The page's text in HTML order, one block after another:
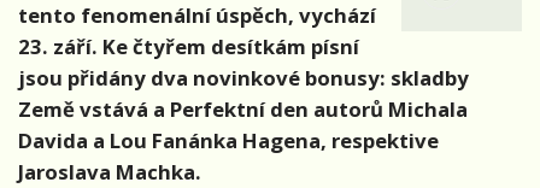
tento fenomenální úspěch, vychází
23. září. Ke čtyřem desítkám písní
jsou přidány dva novinkové bonusy: skladby
Země vstává a Perfektní den autorů Michala
Davida a Lou Fanánka Hagena, respektive
Jaroslava Machka.